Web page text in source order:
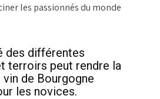
les passionnés du monde
des différentes
terroirs peut rendre la
vin de Bourgogne
les novices.